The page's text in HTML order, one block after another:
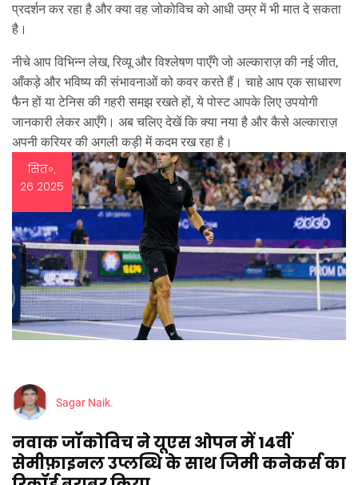
प्रदर्शन कर रहा है और क्या वह जोकोविच को आधी उम्र में भी मात दे सकता
है।
नीचे आप विभिन्न लेख, रिव्यू और विश्लेषण पाएँगे जो अल्काराज़ की नई जीत,
आँकड़े और भविष्य की संभावनाओं को कवर करते हैं। चाहे आप एक साधारण
फैन हों या टेनिस की गहरी समझ रखते हों, ये पोस्ट आपके लिए उपयोगी
जानकारी लेकर आएँगे। अब चलिए देखें कि क्या नया है और कैसे अल्काराज़
अपनी करियर की अगली कड़ी में कदम रख रहा है।
सित॰,
26 2025
Sagar Naik.
नवाक जॉकोविच ने यूएस ओपन में 14वीं
सेमीफ़ाइनल उप्लब्धि के साथ जिमी कनेकर्स का